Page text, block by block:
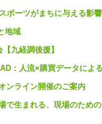
ポーツがまちに与える影響
地域
九経調後援】
：人流×購買データによ
ンライン開催のご案内
生まれる、現場のため